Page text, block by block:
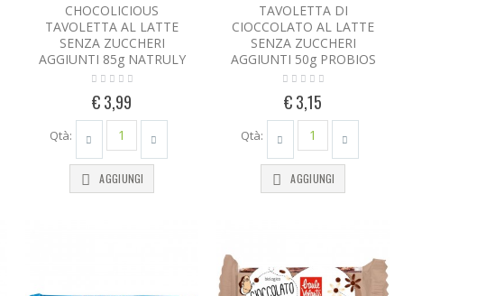
CHOCOLICIOUS
TAVOLETTA AL LATTE
SENZA ZUCCHERI
AGGIUNTI 85g NATRULY
€ 3,99
Qtà:
AGGIUNGI
TAVOLETTA DI
CIOCCOLATO AL LATTE
SENZA ZUCCHERI
AGGIUNTI 50g PROBIOS
€ 3,15
Qtà:
AGGIUNGI